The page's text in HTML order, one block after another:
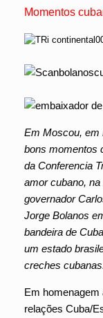
Momentos
Em Moscou, em
bons momentos
da Conferencia
amor cubano,
governador
Jorge Bolanos
bandeira de
um estado
creches
Em homenagem
relações Cuba/